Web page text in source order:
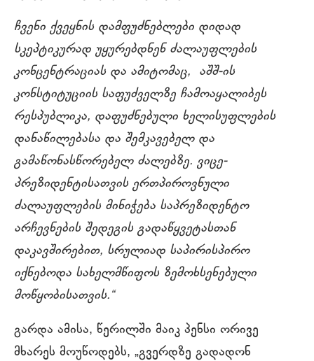
ჩვენი ქვეყნის დამფუძნებლები დიდად
სკეპტიკურად უყურებდნენ ძალაუფლების
კონცენტრაციას და ამიტომაც, აშშ-ის
კონსტიტუციის საფუძველზე ჩამოაყალიბეს
რესპუბლიკა, დაფუძნებული ხელისუფლების
დანაწილებასა და შემკავებელ და
გამაწონასწორებელ ძალებზე. ვიცე-
პრეზიდენტისათვის ერთპიროვნული
ძალაუფლების მინიჭება საპრეზიდენტო
არჩევნების შედეგის გადაწყვეტასთან
დაკავშირებით, სრულიად საპირისპირო
იქნებოდა სახელმწიფოს ზემოხსენებული
მოწყობისათვის.“
გარდა ამისა, წერილში მაიკ პენსი ორივე
მხარეს მოუწოდებს, „გვერდზე გადადონ